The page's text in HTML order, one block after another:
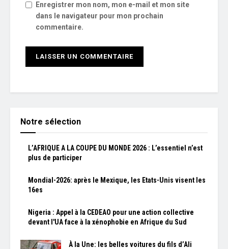
Enregistrer mon nom, mon e-mail et mon site
dans le navigateur pour mon prochain
commentaire.
Notre sélection
L’AFRIQUE A LA COUPE DU MONDE 2026 : L’essentiel n’est
plus de participer
Mondial-2026: après le Mexique, les Etats-Unis visent les
16es
Nigeria : Appel à la CEDEAO pour une action collective
devant l'UA face à la xénophobie en Afrique du Sud
À la Une: les belles voitures du fils d’Ali